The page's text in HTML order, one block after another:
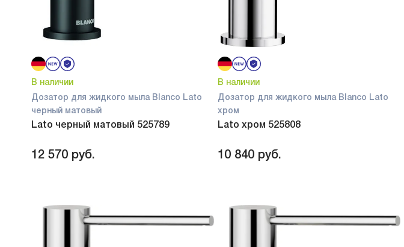
В наличии
Дозатор для жидкого мыла Blanco Lato
черный матовый
Lato черный матовый 525789
12 570 руб.
В наличии
Дозатор для жидкого мыла Blanco Lato
хром
Lato хром 525808
10 840 руб.